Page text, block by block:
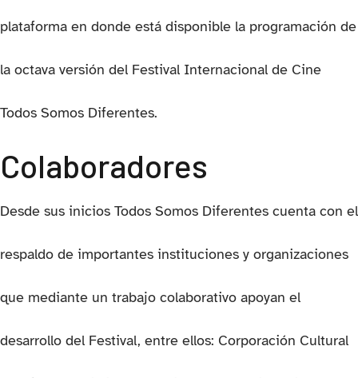
plataforma en donde está disponible la programación de
la octava versión del Festival Internacional de Cine
Todos Somos Diferentes.
Colaboradores
Desde sus inicios Todos Somos Diferentes cuenta con el
respaldo de importantes instituciones y organizaciones
que mediante un trabajo colaborativo apoyan el
desarrollo del Festival, entre ellos: Corporación Cultural